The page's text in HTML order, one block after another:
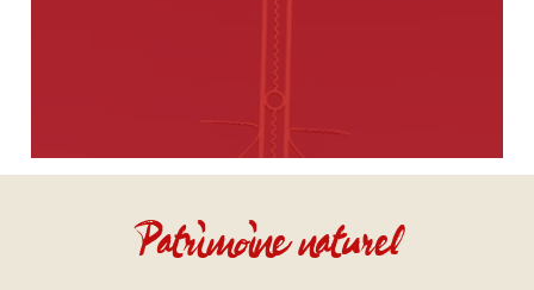
Patrimoine naturel